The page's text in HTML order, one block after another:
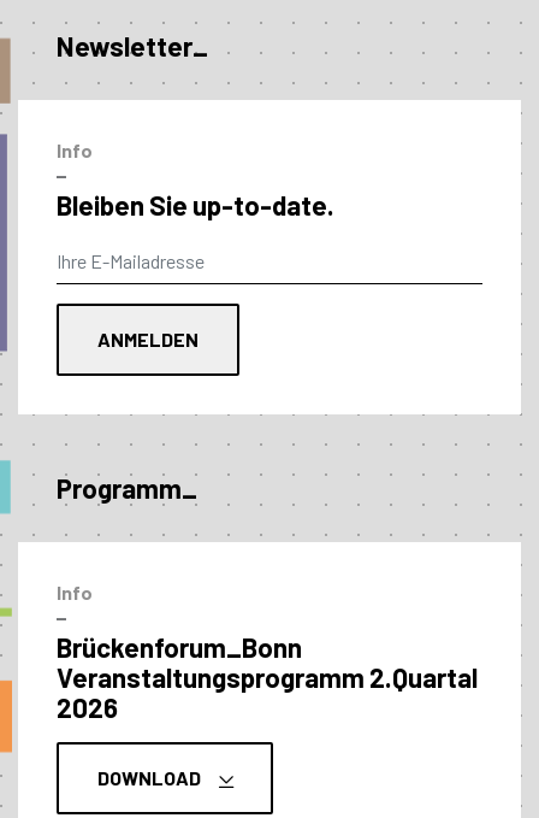
Newsletter_
Info
–
Bleiben Sie up-to-date.
Programm_
Info
–
Brückenforum_Bonn
Veranstaltungs­programm 2.Quartal
2026
DOWNLOAD